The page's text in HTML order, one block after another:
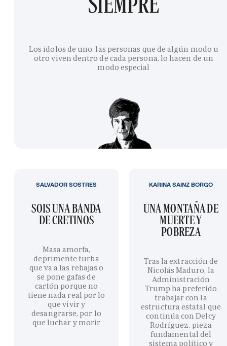
Los ídolos de uno, las personas que de algún modo u
otro viven dentro de cada persona, lo hacen de un
modo especial
SOIS UNA BANDA
DE CRETINOS
Masa amorfa,
deprimente turba
que va a las rebajas o
se pone gafas de
cartón porque no
tiene nada real por lo
que vivir y
desangrarse, por lo
que luchar y morir
SALVADOR SOSTRES
UNA MONTAÑA DE
MUERTE Y
POBREZA
Tras la extracción de
Nicolás Maduro, la
Administración
Trump ha preferido
trabajar con la
estructura estatal que
continúa con Delcy
Rodríguez, pieza
fundamental del
sistema político y
KARINA SAINZ BORGO